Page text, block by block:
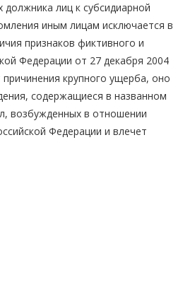
лиц к субсидиарной
иным лицам исключается в
признаков фиктивного и
Федерации от 27 декабря 2004
крупного ущерба, оно
содержащиеся в названном
возбужденных в отношении
Федерации и влечет